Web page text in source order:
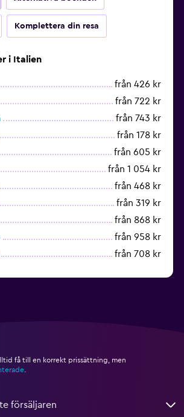
Komplettera din resa
i Italien
från 426 kr
från 722 kr
från 743 kr
från 178 kr
från 605 kr
från 1 054 kr
från 468 kr
från 319 kr
från 868 kr
från 958 kr
från 708 kr
få till en korrekt prissättning, men
försäljaren